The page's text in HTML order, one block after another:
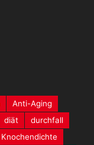
Anti-Aging
diät
durchfall
Knochendichte